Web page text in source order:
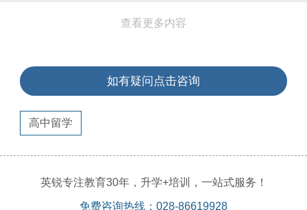
查看更多内容
如有疑问点击咨询
高中留学
英锐专注教育30年，升学+培训，一站式服务！
免费咨询热线：028-86619928